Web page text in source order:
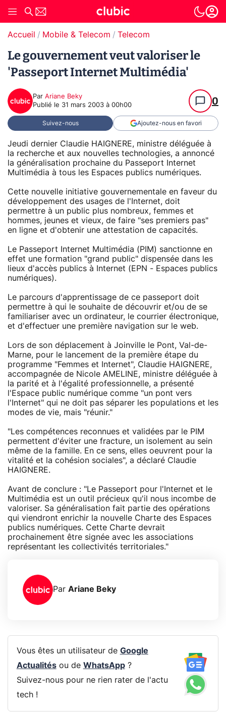
Accueil Mobile & Telecom Telecom
Le gouvernement veut valoriser le
'Passeport Internet Multimédia'
Par Ariane Beky
Publié le 31 mars 2003 à 00h00 0
Suivez-nous Ajoutez-nous en favori
Jeudi dernier Claudie HAIGNERE, ministre déléguée à
la recherche et aux nouvelles technologies, a annoncé
la généralisation prochaine du Passeport Internet
Multimédia à tous les Espaces publics numériques.
Cette nouvelle initiative gouvernementale en faveur du
développement des usages de l'Internet, doit
permettre à un public plus nombreux, femmes et
hommes, jeunes et vieux, de faire "ses premiers pas"
en ligne et d'obtenir une attestation de capacités.
Le Passeport Internet Multimédia (PIM) sanctionne en
effet une formation "grand public" dispensée dans les
lieux d'accès publics à Internet (EPN - Espaces publics
numériques).
Le parcours d'apprentissage de ce passeport doit
permettre à qui le souhaite de découvrir et/ou de se
familiariser avec un ordinateur, le courrier électronique,
et d'effectuer une première navigation sur le web.
Lors de son déplacement à Joinville le Pont, Val-de-
Marne, pour le lancement de la première étape du
programme "Femmes et Internet", Claudie HAIGNERE,
accompagnée de Nicole AMELINE, ministre déléguée à
la parité et à l'égalité professionnelle, a présenté
l'Espace public numérique comme "un pont vers
l'Internet" qui ne doit pas séparer les populations et les
modes de vie, mais "réunir."
"Les compétences reconnues et validées par le PIM
permettent d'éviter une fracture, un isolement au sein
même de la famille. En ce sens, elles oeuvrent pour la
vitalité et la cohésion sociales", a déclaré Claudie
HAIGNERE.
Avant de conclure : "Le Passeport pour l'Internet et le
Multimédia est un outil précieux qu'il nous incombe de
valoriser. Sa généralisation fait partie des opérations
qui viendront enrichir la nouvelle Charte des Espaces
publics numériques. Cette Charte devrait
prochainement être signée avec les associations
représentant les collectivités territoriales."
Par Ariane Beky
Vous êtes un utilisateur de Google
Actualitésou de WhatsApp?
Suivez-nous pour ne rien rater de l'actu
tech !